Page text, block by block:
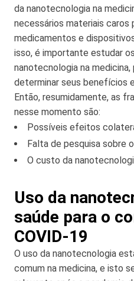
da nanotecnologia na
necessários materiais caros
medicamentos e
isso, é importante estudar
nanotecnologia na medicina,
determinar seus benefícios
Então, resumidamente, as
nesse momento são:
Possíveis efeitos
Falta de pesquisa sobre
O custo da
Uso da
saúde para o
COVID-19
O uso da nanotecnologia
comum na medicina, e isto